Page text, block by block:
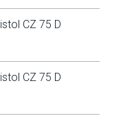
CZ 75 D
CZ 75 D